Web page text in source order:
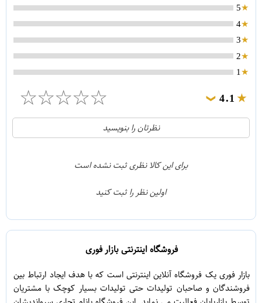
5
4
3
2
1
4.1
❯
☆
☆
☆
☆
☆
21
1
نظرتان را بنویسید
برای این کالا نظری ثبت نشده است
اولین نظر را ثبت کنید
فروشگاه اینترنتی بازار فوری
بازار فوری یک فروشگاه آنلاین اینترنتی است که با هدف ایجاد ارتباط بین
فروشندگان و صاحبان تولیدات حتی تولیدات بسیار کوچک با مشتریان